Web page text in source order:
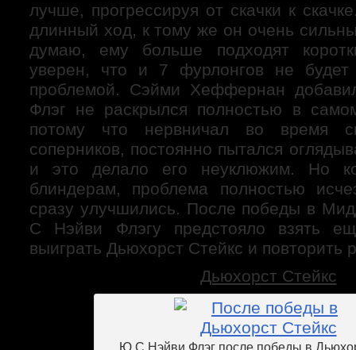
лучше, прогрессируя от скачки к
длинный ход, к тому же он очень
думаю, ему больше подходят
уверен, что и 7 фурлонгов не
проблемой. Сэйми Хеффернан
Флэг не раскрылся полностью в
потому что нервничал во время
соперников, постоянно пытался
и это делало его неуклюжим. Но
блиндерам, проблема полностью
сразу улучшились. После победы в
С Нэйви Флэгу предстояло взять
выиграть Дьюхорст Стейкс и повторить
Дьюхорст Стейкс
Ю С Нэйви Флэг после победы в